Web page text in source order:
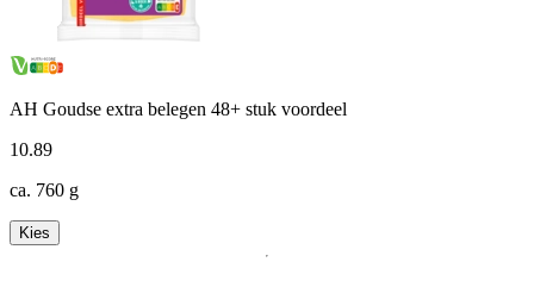
AH Goudse extra belegen 48+ stuk voordeel
10.89
ca. 760 g
Kies